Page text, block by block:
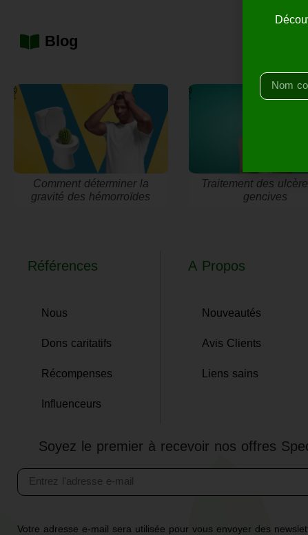
Blog
Comment déterminer la
gravité des hémorroïdes
Traitement des
gencives
Références
Nous
Dons caritatifs
Récompenses
Influenceurs
A Propos
Nouveautés
Avis Clients
Liens sains
Soyez le premier à recevoir nos offres
Votre adresse e-mail sera utilisée pour vous envoyer des